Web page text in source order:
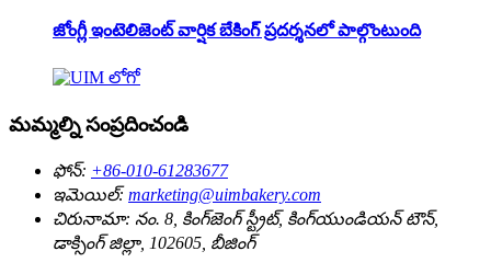
జోంగ్లీ ఇంటెలిజెంట్ వార్షిక బేకింగ్ ప్రదర్శనలో పాల్గొంటుంది
మమ్మల్ని సంప్రదించండి
ఫోన్: +86-010-61283677
ఇమెయిల్: marketing@uimbakery.com
చిరునామా: నం. 8, కింగ్‌జెంగ్ స్ట్రీట్, కింగ్‌యుండియన్ టౌన్,
డాక్సింగ్ జిల్లా, 102605, బీజింగ్